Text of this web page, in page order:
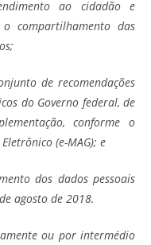
ao cidadão e
compartilhamento das
de recomendações
do Governo federal, de
conforme o
(e-MAG); e
dos dados pessoais
agosto de 2018.
ou por intermédio